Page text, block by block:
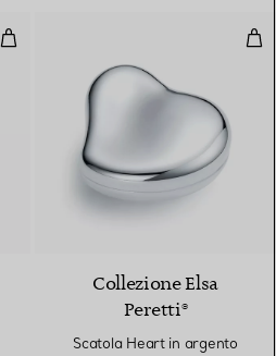
Scatola Heart in argento
Collezione Elsa
Peretti®
Scatola Heart in argento